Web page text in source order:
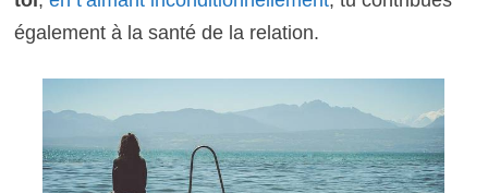
également à la santé de la relation.